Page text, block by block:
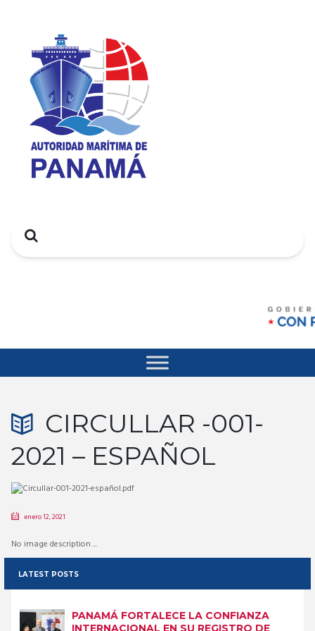
Search
CIRCULLAR -001-
2021 – ESPAÑOL
enero 12, 2021
No image description ...
LATEST POSTS
PANAMÁ FORTALECE LA CONFIANZA
INTERNACIONAL EN SU REGISTRO DE